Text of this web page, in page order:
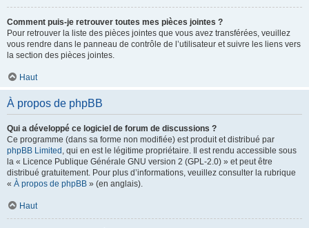
Comment puis-je retrouver toutes mes pièces jointes ?
Pour retrouver la liste des pièces jointes que vous avez transférées, veuillez
vous rendre dans le panneau de contrôle de l’utilisateur et suivre les liens vers
la section des pièces jointes.
Haut
À propos de phpBB
Qui a développé ce logiciel de forum de discussions ?
Ce programme (dans sa forme non modifiée) est produit et distribué par
phpBB Limited , qui en est le légitime propriétaire. Il est rendu accessible sous
la « Licence Publique Générale GNU version 2 (GPL-2.0) » et peut être
distribué gratuitement. Pour plus d’informations, veuillez consulter la rubrique
« À propos de phpBB » (en anglais).
Haut